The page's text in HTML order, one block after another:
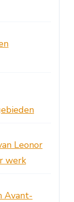
Leonor
werk
Avant-